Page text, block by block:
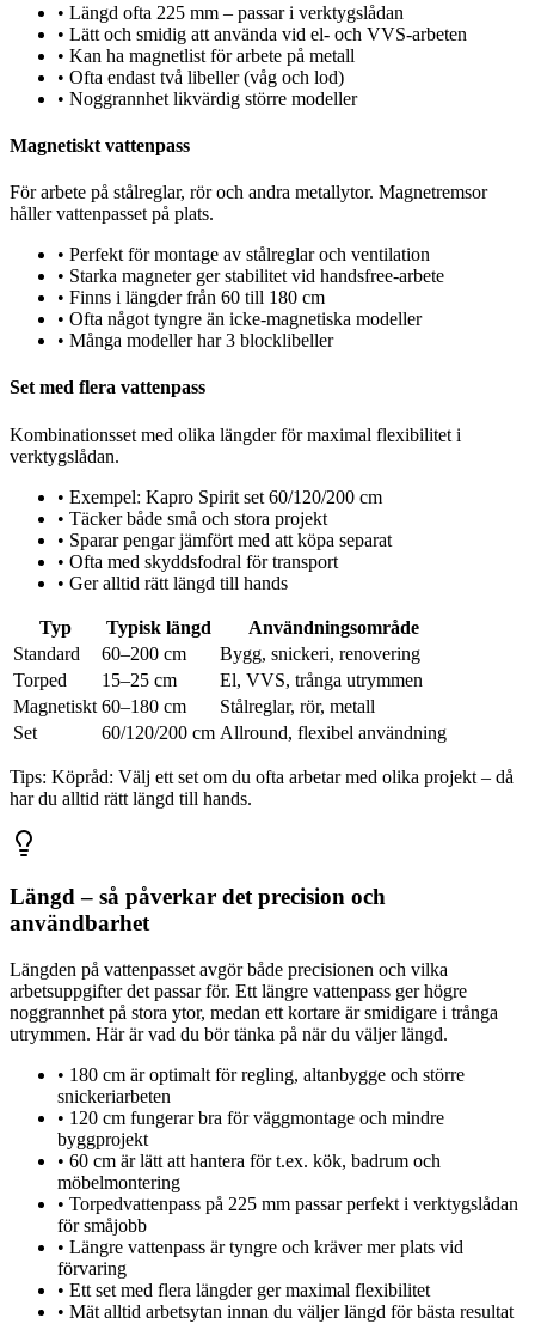
• Längd ofta 225 mm – passar i verktygslådan
• Lätt och smidig att använda vid el- och VVS-arbeten
• Kan ha magnetlist för arbete på metall
• Ofta endast två libeller (våg och lod)
• Noggrannhet likvärdig större modeller
Magnetiskt vattenpass
För arbete på stålreglar, rör och andra metallytor. Magnetremsor
håller vattenpasset på plats.
• Perfekt för montage av stålreglar och ventilation
• Starka magneter ger stabilitet vid handsfree-arbete
• Finns i längder från 60 till 180 cm
• Ofta något tyngre än icke-magnetiska modeller
• Många modeller har 3 blocklibeller
Set med flera vattenpass
Kombinationsset med olika längder för maximal flexibilitet i
verktygslådan.
• Exempel: Kapro Spirit set 60/120/200 cm
• Täcker både små och stora projekt
• Sparar pengar jämfört med att köpa separat
• Ofta med skyddsfodral för transport
• Ger alltid rätt längd till hands
Typ Typisk längd
Användningsområde
Standard
60–200 cm
Bygg, snickeri, renovering
Torped
15–25 cm
El, VVS, trånga utrymmen
Magnetiskt 60–180 cm
Stålreglar, rör, metall
Set
60/120/200 cm Allround, flexibel användning
Tips: Köpråd: Välj ett set om du ofta arbetar med olika projekt – då
har du alltid rätt längd till hands.
Längd – så påverkar det precision och
användbarhet
Längden på vattenpasset avgör både precisionen och vilka
arbetsuppgifter det passar för. Ett längre vattenpass ger högre
noggrannhet på stora ytor, medan ett kortare är smidigare i trånga
utrymmen. Här är vad du bör tänka på när du väljer längd.
• 180 cm är optimalt för regling, altanbygge och större
snickeriarbeten
• 120 cm fungerar bra för väggmontage och mindre
byggprojekt
• 60 cm är lätt att hantera för t.ex. kök, badrum och
möbelmontering
• Torpedvattenpass på 225 mm passar perfekt i verktygslådan
för småjobb
• Längre vattenpass är tyngre och kräver mer plats vid
förvaring
• Ett set med flera längder ger maximal flexibilitet
• Mät alltid arbetsytan innan du väljer längd för bästa resultat